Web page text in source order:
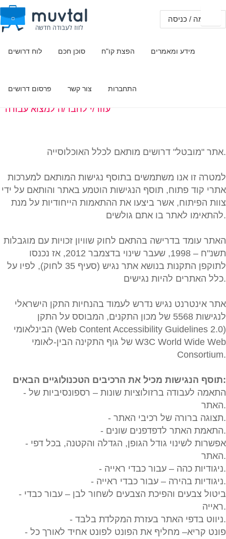
הרשמה / כניסה
לוח דרושים סוכן חכם הפצת קו"ח מידע ומאמרים
פרסום דרושים צור קשר התחברות
הצהרת נגישות
מידע ומאמרים בתחום מדריכים /עזרה
עזור/י לחבר/ה למצוא עבודה
אתר "מובטל" דרושים מותאם לכלל האוכלוסייה.
למטרה זו אנו משתמשים בתוסף נגישות המותאם למערכות
אתרי קוד פתוח, תוסף הנגישות הוטמע באתר והותאם על ידי
צוות הפיתוח, אשר ביצעו את ההתאמות הייחודיות על מנת
להתאימו לאתר בו אתם גולשים.
האתר עומד בדרישה בהתאם לחוק שוויון זכויות עם מוגבלות
תשנ"ח – 1998, שעבר שינוי בדצמבר 2012, אז נכנסו
לתוקפן התקנות בנושא אתר נגיש (סעיף 35 לחוק), לפיו על
כלל האתרים להיות נגישים.
אתר אינטרנט נגיש נדרש לעמוד בהנחיות התקן הישראלי
לנגישות 5568 של מכון התקנים, המבוסס על התקן
הבינלאומי (Web Content Accessibility Guidelines 2.0)
של גוף התקינה הבין-לאומי W3C World Wide Web
Consortium.
תוסף הנגישות מכיל את הרכיבים הטכנולוגיים הבאים:
- התאמה לעבודה ברזולוציות שונות – רספונסיביות של
האתר.
- תצוגה ברורה של רכיבי האתר.
- התאמת האתר לדפדפנים שונים.
- אפשרות לשינוי גודל הגופן, הגדלה והקטנה, בכל דפי
האתר.
- ניגודיות כהה – עבור כבדי ראייה.
- ניגודיות בהירה – עבור כבדי ראייה.
- ביטול צבעים והפיכת הצבעים לשחור לבן – עבור כבדי
ראייה.
- ניווט בדפי האתר בעזרת המקלדת בלבד.
- פונט קריא– מחליף את הפונט לפונט אחיד לאורך כל